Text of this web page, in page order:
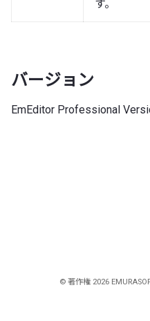
す。
バージョン
EmEditor Professional
© 著作権 2026